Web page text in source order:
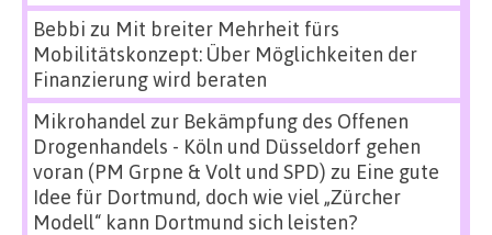
Bebbi zu Mit breiter Mehrheit fürs
Mobilitätskonzept: Über Möglichkeiten der
Finanzierung wird beraten
Mikrohandel zur Bekämpfung des Offenen
Drogenhandels - Köln und Düsseldorf gehen
voran (PM Grpne & Volt und SPD) zu Eine gute
Idee für Dortmund, doch wie viel „Zürcher
Modell“ kann Dortmund sich leisten?